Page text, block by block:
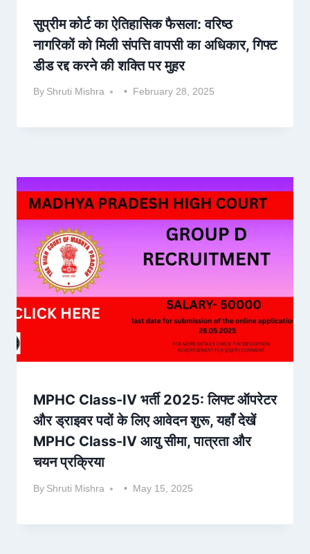
सुप्रीम कोर्ट का ऐतिहासिक फैसला: वरिष्ठ
नागरिकों को मिली संपत्ति वापसी का अधिकार, गिफ्ट
डीड रद्द करने की शक्ति पर मुहर
By Shruti Mishra February 28, 2025
MPHC Class-IV भर्ती 2025: लिफ्ट ऑपरेटर
और ड्राइवर पदों के लिए आवेदन शुरू, यहाँ देखें
MPHC Class-IV आयु सीमा, पात्रता और
चयन प्रक्रिया
By Shruti Mishra May 15, 2025